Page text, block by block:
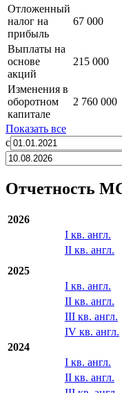
Отложенный
налог на
прибыль
67 000
Выплаты на
основе
акций
215 000
Изменения в
оборотном
капитале
2 760 000
Показать все
с
Отчетность
2026
I кв. англ.
II кв. англ.
2025
I кв. англ.
II кв. англ.
III кв. англ.
IV кв. англ.
2024
I кв. англ.
II кв. англ.